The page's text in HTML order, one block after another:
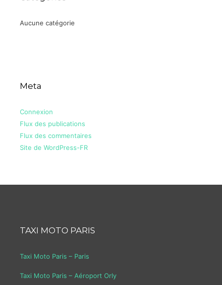
Aucune catégorie
Meta
Connexion
Flux des publications
Flux des commentaires
Site de WordPress-FR
TAXI MOTO PARIS
Taxi Moto Paris – Paris
Taxi Moto Paris – Aéroport Orly